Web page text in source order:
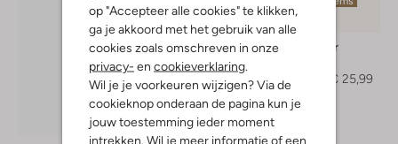
op "Accepteer alle cookies" te klikken,
ga je akkoord met het gebruik van alle
cookies zoals omschreven in onze
privacy- en cookieverklaring
Wil je je voorkeuren wijzigen? Via de
cookieknop onderaan de pagina kun je
jouw toestemming ieder moment
intrekken. Wil je meer informatie of een
Ontdek de look
-20%
Lil' Atelier
€ 32,99
€ 25,99